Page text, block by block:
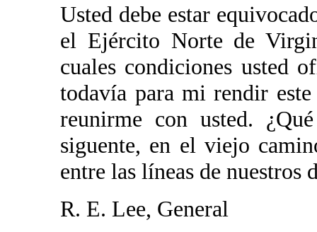
Usted debe estar
el Ejército Norte de
cuales condiciones usted
todavía para mi rendir
reunirme con usted.
siguente, en el viejo
entre las líneas de nuestros
R. E. Lee, General